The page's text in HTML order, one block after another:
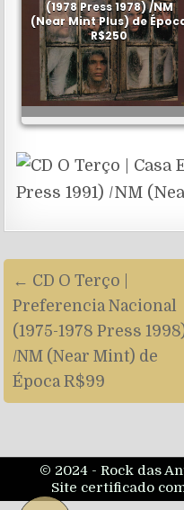
(1978 Press 1978) /NM
(Near Mint Plus) de
R$250
Navegação
de
artigos
← CD O Terço |
Preferencia Nacional
(1975-1978 Press
/NM (Near Mint) de
Época R$99
© 2024 - Rock das
Site certificado